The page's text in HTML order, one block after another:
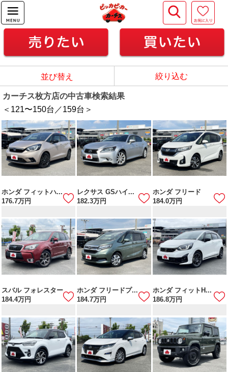
並び替え 絞り込む
カーチス枚方店の中古車検索結果
＜121〜150台／159台＞
ホンダ フィットハ...
176.7万円
レクサス GSハイ...
182.3万円
ホンダ フリード
184.0万円
スバル フォレスター
184.4万円
ホンダ フリードプ...
184.7万円
ホンダ フィットH...
186.8万円